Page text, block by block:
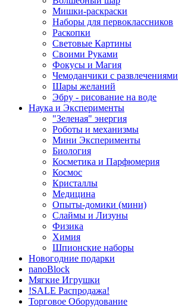
Мишки-раскраски
Наборы для первоклассников
Раскопки
Световые Картины
Своими Руками
Фокусы и Магия
Чемоданчики с развлечениями
Шары желаний
Эбру - рисование на воде
Наука и Эксперименты
"Зеленая" энергия
Роботы и механизмы
Мини Эксперименты
Биология
Косметика и Парфюмерия
Космос
Кристаллы
Медицина
Опыты-домики (мини)
Слаймы и Лизуны
Физика
Химия
Шпионские наборы
Новогодние подарки
nanoBlock
Мягкие Игрушки
!SALE Распродажа!
Торговое Оборудование